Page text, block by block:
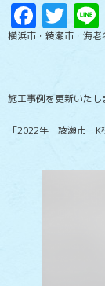
横浜市・綾瀬市・海
施工事例を更新いたし
「2022年 綾瀬市 K